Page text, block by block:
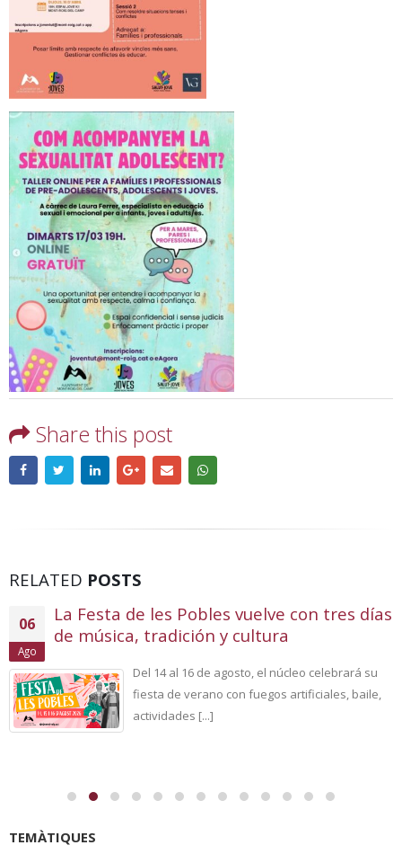
Share this post
RELATED POSTS
06
Ago
La Festa de les Pobles vuelve con tres días
de música, tradición y cultura
Del 14 al 16 de agosto, el núcleo celebrará su
fiesta de verano con fuegos artificiales, baile,
actividades [...]
TEMÀTIQUES